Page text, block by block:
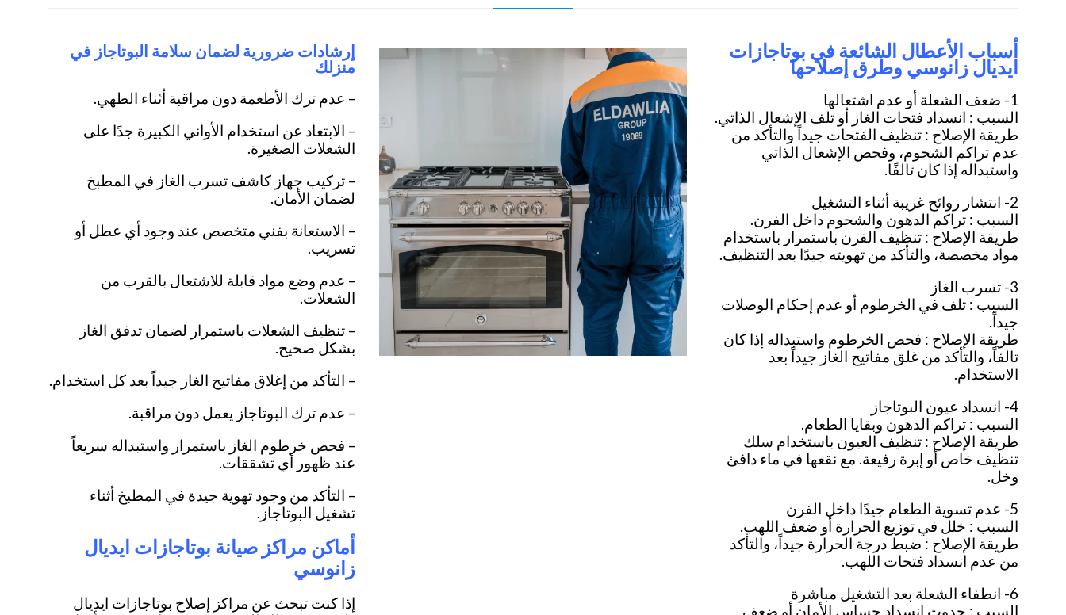
إرشادات ضرورية لضمان سلامة البوتاجاز في
منزلك
– عدم ترك الأطعمة دون مراقبة أثناء الطهي.
– الابتعاد عن استخدام الأواني الكبيرة جدًا على
الشعلات الصغيرة.
– تركيب جهاز كاشف تسرب الغاز في المطبخ
لضمان الأمان.
– الاستعانة بفني متخصص عند وجود أي عطل أو
تسريب.
– عدم وضع مواد قابلة للاشتعال بالقرب من
الشعلات.
– تنظيف الشعلات باستمرار لضمان تدفق الغاز
بشكل صحيح.
– التأكد من إغلاق مفاتيح الغاز جيداً بعد كل استخدام.
– عدم ترك البوتاجاز يعمل دون مراقبة.
– فحص خرطوم الغاز باستمرار واستبداله سريعاً
عند ظهور أي تشققات.
– التأكد من وجود تهوية جيدة في المطبخ أثناء
تشغيل البوتاجاز.
أماكن مراكز صيانة بوتاجازات ايديال
زانوسي
إذا كنت تبحث عن مراكز إصلاح بوتاجازات ايديال
أسباب الأعطال الشائعة في بوتاجازات
ايديال زانوسي وطرق إصلاحها
1- ضعف الشعلة أو عدم اشتعالها
السبب : انسداد فتحات الغاز أو تلف الإشعال الذاتي.
طريقة الإصلاح : تنظيف الفتحات جيداً والتأكد من
عدم تراكم الشحوم، وفحص الإشعال الذاتي
واستبداله إذا كان تالفًا.
2- انتشار روائح غريبة أثناء التشغيل
السبب : تراكم الدهون والشحوم داخل الفرن.
طريقة الإصلاح : تنظيف الفرن باستمرار باستخدام
مواد مخصصة، والتأكد من تهويته جيدًا بعد التنظيف.
3- تسرب الغاز
السبب : تلف في الخرطوم أو عدم إحكام الوصلات
جيداً.
طريقة الإصلاح : فحص الخرطوم واستبداله إذا كان
تالفاً، والتأكد من غلق مفاتيح الغاز جيداً بعد
الاستخدام.
4- انسداد عيون البوتاجاز
السبب : تراكم الدهون وبقايا الطعام.
طريقة الإصلاح : تنظيف العيون باستخدام سلك
تنظيف خاص أو إبرة رفيعة. مع نقعها في ماء دافئ
وخل.
5- عدم تسوية الطعام جيدًا داخل الفرن
السبب : خلل في توزيع الحرارة أو ضعف اللهب.
طريقة الإصلاح : ضبط درجة الحرارة جيداً، والتأكد
من عدم انسداد فتحات اللهب.
6- انطفاء الشعلة بعد التشغيل مباشرة
السبب : حدوث انسداد حساس الأمان أو ضعف